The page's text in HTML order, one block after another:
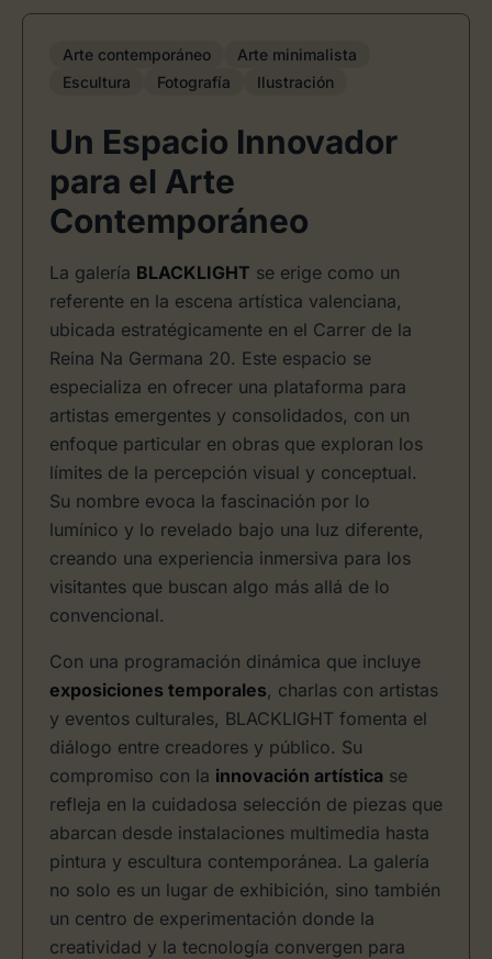
Arte contemporáneo
Arte minimalista
Escultura
Fotografía Ilustración
Un Espacio Innovador
para el Arte
Contemporáneo
La galería BLACKLIGHT se erige como un
referente en la escena artística valenciana,
ubicada estratégicamente en el Carrer de la
Reina Na Germana 20. Este espacio se
especializa en ofrecer una plataforma para
artistas emergentes y consolidados, con un
enfoque particular en obras que exploran los
límites de la percepción visual y conceptual.
Su nombre evoca la fascinación por lo
lumínico y lo revelado bajo una luz diferente,
creando una experiencia inmersiva para los
visitantes que buscan algo más allá de lo
convencional.
Con una programación dinámica que incluye
exposiciones temporales, charlas con artistas
y eventos culturales, BLACKLIGHT fomenta el
diálogo entre creadores y público. Su
compromiso con la innovación artística se
refleja en la cuidadosa selección de piezas que
abarcan desde instalaciones multimedia hasta
pintura y escultura contemporánea. La galería
no solo es un lugar de exhibición, sino también
un centro de experimentación donde la
creatividad y la tecnología convergen para